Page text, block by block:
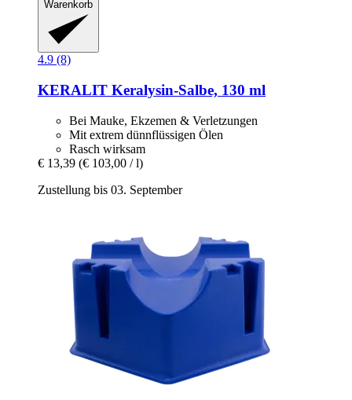
Warenkorb
4.9 (8)
KERALIT Keralysin-​Salbe, 130 ml
Bei Mauke, Ekzemen & Verletzungen
Mit extrem dünnflüssigen Ölen
Rasch wirksam
€ 13,39 (€ 103,00 / l)
Zustellung bis 03. September